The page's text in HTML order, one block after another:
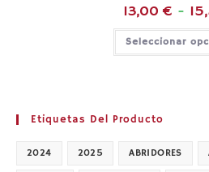
13,00 € -
Seleccionar
Etiquetas Del Producto
2024 2025 ABRIDORES